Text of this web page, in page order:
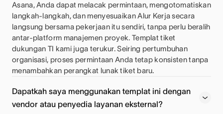
Asana, Anda dapat melacak permintaan, mengotomatiskan
langkah-langkah, dan menyesuaikan Alur Kerja secara
langsung bersama pekerjaan itu sendiri, tanpa perlu beralih
antar-platform manajemen proyek. Templat tiket
dukungan TI kami juga terukur. Seiring pertumbuhan
organisasi, proses permintaan Anda tetap konsisten tanpa
menambahkan perangkat lunak tiket baru.
Dapatkah saya menggunakan templat ini dengan
vendor atau penyedia layanan eksternal?